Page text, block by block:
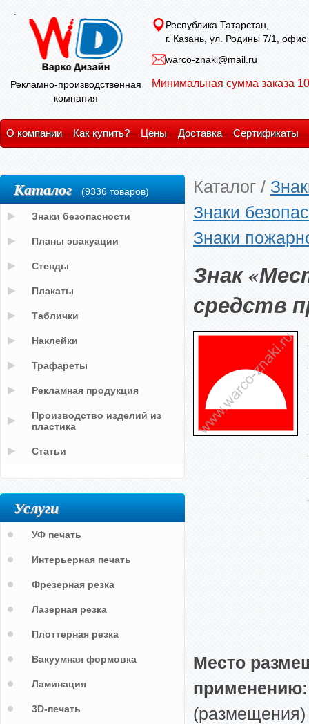
Рекламно-производственная
компания
Республика Татарстан,
г. Казань, ул. Родины 7/1, офис
warco-znaki@mail.ru
Минимальная сумма заказа
О компании Как купить? Цены Доставка Сертификаты
Каталог /
Знаки
Знаки
Знак
средств
Место
применению:
(размещения)
Каталог (9336 товаров)
Знаки безопасности
Планы эвакуации
Стенды
Плакаты
Таблички
Наклейки
Трафареты
Рекламная продукция
Производство изделий из
пластика
Статьи
Услуги
УФ печать
Интерьерная печать
Фрезерная резка
Лазерная резка
Плоттерная резка
Вакуумная формовка
Ламинация
3D-печать